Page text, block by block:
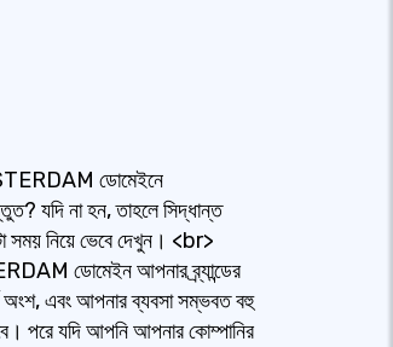
ডোমেইনে
যদি না হন, তাহলে সিদ্ধান্ত
নিয়ে ভেবে দেখুন। <br>
ডোমেইন আপনার ব্র্যান্ডের
এবং আপনার ব্যবসা সম্ভবত বহু
পরে যদি আপনি আপনার কোম্পানির